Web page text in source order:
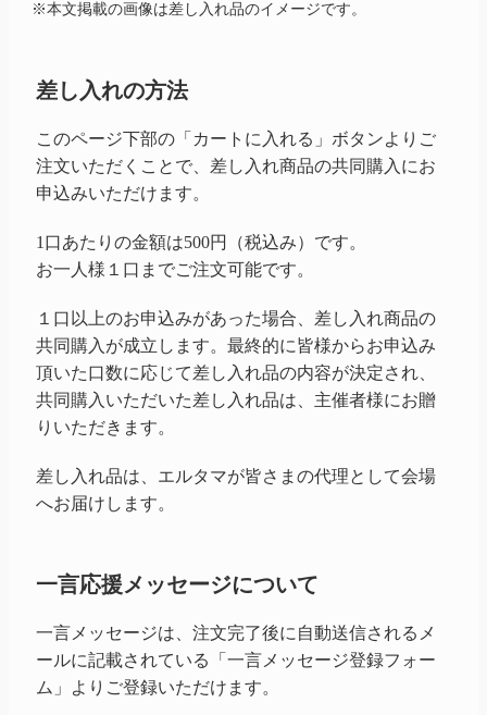
※本文掲載の画像は差し入れ品のイメージです。
差し入れの方法
このページ下部の「カートに入れる」ボタンよりご
注文いただくことで、差し入れ商品の共同購入にお
申込みいただけます。
1口あたりの金額は500円（税込み）です。
お一人様１口までご注文可能です。
１口以上のお申込みがあった場合、差し入れ商品の
共同購入が成立します。最終的に皆様からお申込み
頂いた口数に応じて差し入れ品の内容が決定され、
共同購入いただいた差し入れ品は、主催者様にお贈
りいただきます。
差し入れ品は、エルタマが皆さまの代理として会場
へお届けします。
一言応援メッセージについて
一言メッセージは、注文完了後に自動送信されるメ
ールに記載されている「一言メッセージ登録フォー
ム」よりご登録いただけます。